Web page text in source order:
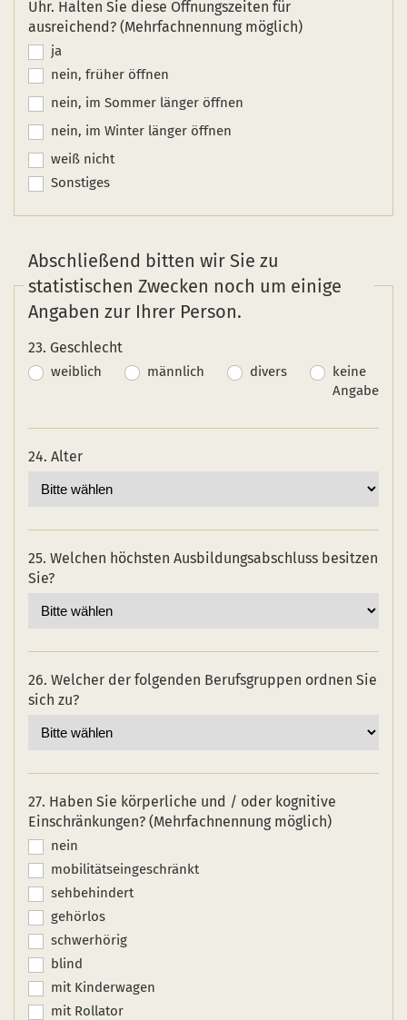
Uhr. Halten Sie diese Öffnungszeiten für
ausreichend? (Mehrfachnennung möglich)
ja
nein, früher öffnen
nein, im Sommer länger öffnen
nein, im Winter länger öffnen
weiß nicht
Sonstiges
Abschließend bitten wir Sie zu
statistischen Zwecken noch um einige
Angaben zur Ihrer Person.
23. Geschlecht
weiblich männlich divers
keine
Angabe
24. Alter
25. Welchen höchsten Ausbildungsabschluss besitzen
Sie?
26. Welcher der folgenden Berufsgruppen ordnen Sie
sich zu?
27. Haben Sie körperliche und / oder kognitive
Einschränkungen? (Mehrfachnennung möglich)
nein
mobilitätseingeschränkt
sehbehindert
gehörlos
schwerhörig
blind
mit Kinderwagen
mit Rollator